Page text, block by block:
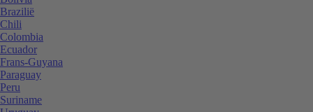
Brazilië
Chili
Colombia
Ecuador
Frans-Guyana
Paraguay
Peru
Suriname